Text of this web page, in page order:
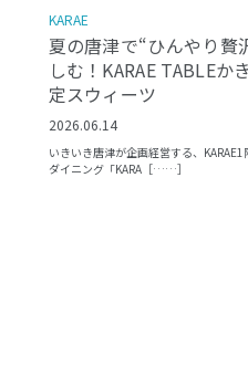
KARAE
夏の唐津で“ひんやり贅
しむ！KARAE TABLEか
定スウィーツ
2026.06.14
いきいき唐津が企画経営する、KARAE1
ダイニング「KARA［……］